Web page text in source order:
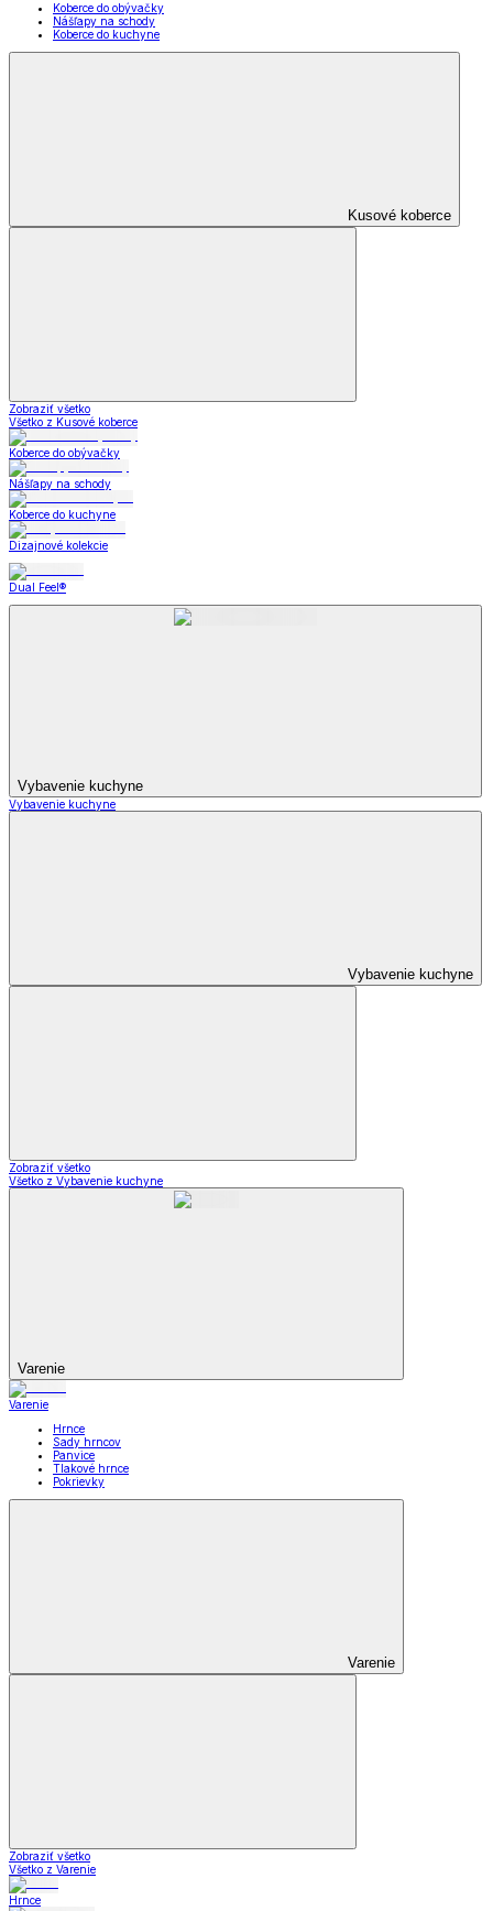
Koberce do obývačky
Nášľapy na schody
Koberce do kuchyne
Kusové koberce
Zobraziť všetko
Všetko z Kusové koberce
Koberce do obývačky
Nášľapy na schody
Koberce do kuchyne
Dizajnové kolekcie
Dual Feel®
Vybavenie kuchyne
Vybavenie kuchyne
Vybavenie kuchyne
Zobraziť všetko
Všetko z Vybavenie kuchyne
Varenie
Varenie
Hrnce
Sady hrncov
Panvice
Tlakové hrnce
Pokrievky
Varenie
Zobraziť všetko
Všetko z Varenie
Hrnce